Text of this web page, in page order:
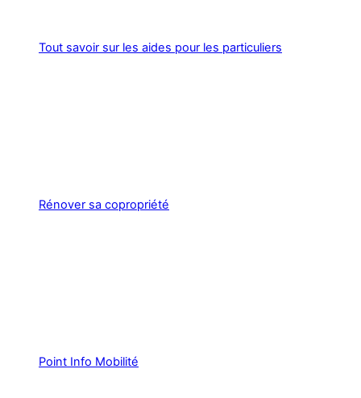
Tout savoir sur les aides pour les particuliers
Rénover sa copropriété
Point Info Mobilité